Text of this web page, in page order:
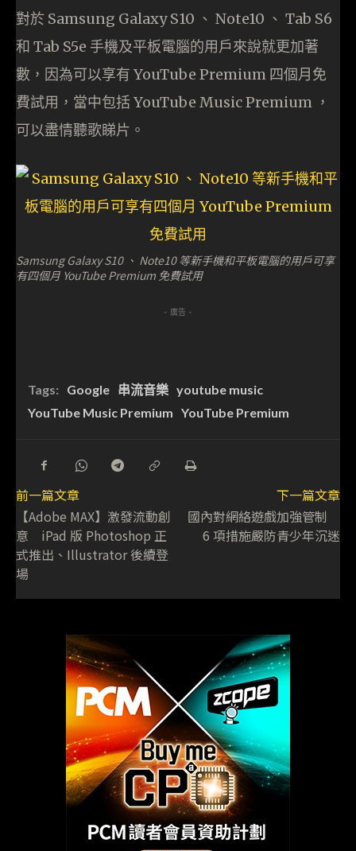
對於 Samsung Galaxy S10 、 Note10 、 Tab S6
和 Tab S5e 手機及平板電腦的用戶來說就更加著
數，因為可以享有 YouTube Premium 四個月免
費試用，當中包括 YouTube Music Premium ，
可以盡情聽歌睇片。
Samsung Galaxy S10 、 Note10 等新手機和平板電腦的用戶可享
有四個月 YouTube Premium 免費試用
- 廣告 -
Tags: Google 串流音樂 youtube music
YouTube Music Premium YouTube Premium
前一篇文章
【Adobe MAX】激發流動創
意 iPad 版 Photoshop 正
式推出、Illustrator 後續登
場
下一篇文章
國內對網絡遊戲加強管制
6 項措施嚴防青少年沉迷